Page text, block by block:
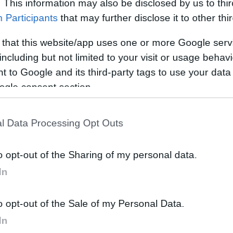
This information may also be disclosed by us to
Participants that may further disclose it to other
that this website/app uses one or more Google
but not limited to your visit or usage
to Google and its third-party tags to use your
consent section.
Data Processing Opt Outs
opt-out of the Sharing of my personal data.
opt-out of the Sale of my Personal Data.
ecco cosa è successo. Il vento di maestrale ha
ultime ore sono state centinaia…
OLBIA 18 GENNAIO 2018
Incendio in zona industiale a Olbia: da
domani le poste riprenderanno il
Saranno allestite delle postazioni
sinergico tra Comune, Assl e Poste Italiane, da
domani riprenderà il servizio di recapito della